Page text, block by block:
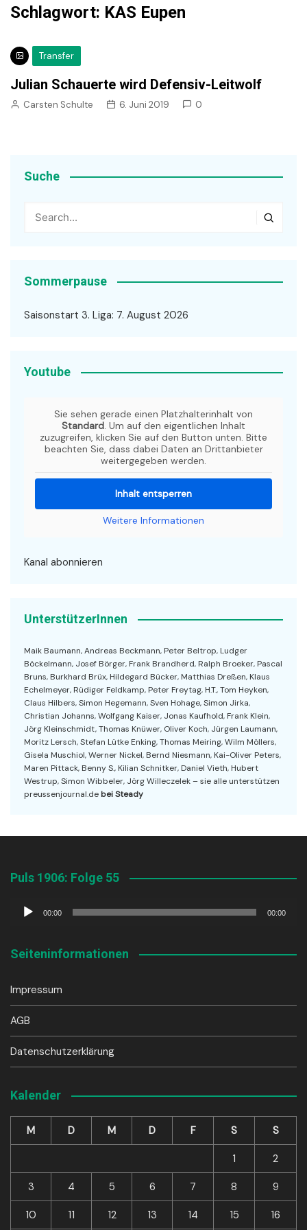
Schlagwort: KAS Eupen
Transfer
Julian Schauerte wird Defensiv-Leitwolf
Carsten Schulte 6. Juni 2019 0
Suche
Sommerpause
Saisonstart 3. Liga: 7. August 2026
Youtube
Sie sehen gerade einen Platzhalterinhalt von
Standard. Um auf den eigentlichen Inhalt
zuzugreifen, klicken Sie auf den Button unten. Bitte
beachten Sie, dass dabei Daten an Drittanbieter
weitergegeben werden.
Inhalt entsperren
Weitere Informationen
Kanal abonnieren
UnterstützerInnen
Maik Baumann, Andreas Beckmann, Peter Beltrop, Ludger
Böckelmann, Josef Börger, Frank Brandherd, Ralph Broeker, Pascal
Bruns, Burkhard Brüx, Hildegard Bücker, Matthias Dreßen, Klaus
Echelmeyer, Rüdiger Feldkamp, Peter Freytag, H.T., Tom Heyken,
Claus Hilbers, Simon Hegemann, Sven Hohage, Simon Jirka,
Christian Johanns, Wolfgang Kaiser, Jonas Kaufhold, Frank Klein,
Jörg Kleinschmidt, Thomas Knüwer, Oliver Koch, Jürgen Laumann,
Moritz Lersch, Stefan Lütke Enking, Thomas Meiring, Wilm Möllers,
Gisela Muschiol, Werner Nickel, Bernd Niesmann, Kai-Oliver Peters,
Maren Pittack, Benny S., Kilian Schnitker, Daniel Vieth, Hubert
Westrup, Simon Wibbeler, Jörg Willeczelek – sie alle unterstützen
preussenjournal.de bei Steady
Puls 1906: Folge 55
Audio-
00:00 00:00
Seiteninformationen
Impressum
AGB
Datenschutzerklärung
Kalender
M D M D F S S
1 2
3 4 5 6 7 8 9
10 11 12 13 14 15 16